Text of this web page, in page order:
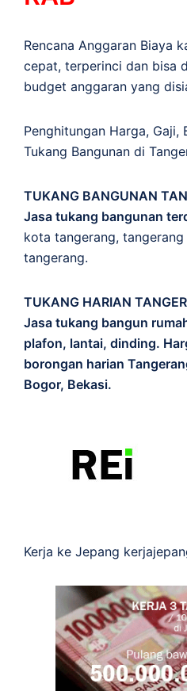
Rencana Anggaran Biaya
cepat, terperinci dan bisa
budget anggaran yang
Penghitungan Harga, Gaji,
Tukang Bangunan di
TUKANG BANGUNAN
Jasa tukang bangunan
kota tangerang,
tangerang.
TUKANG HARIAN
Jasa tukang bangun
plafon, lantai, dinding.
borongan harian
Bogor, Bekasi.
Kerja ke Jepang